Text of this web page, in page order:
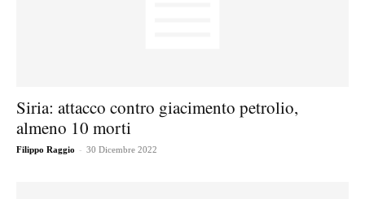
Siria: attacco contro giacimento petrolio,
almeno 10 morti
Filippo Raggio - 30 Dicembre 2022